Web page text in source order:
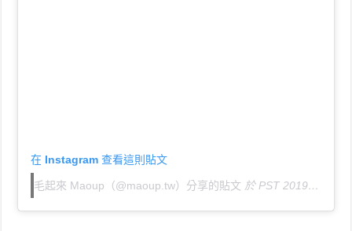
在 Instagram 查看這則貼文
毛起來 Maoup（@maoup.tw）分享的貼文 於 PST 2019 年 11月 月 20 日 上午 2:50